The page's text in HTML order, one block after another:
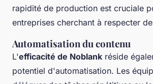
rapidité de production est cruciale
entreprises cherchant à respecter
Automatisation du contenu
L'efficacité de Noblank réside
potentiel d'automatisation. Les